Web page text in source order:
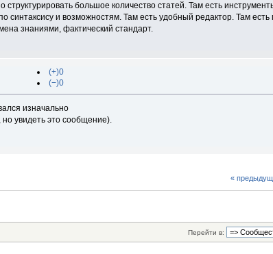
большое количество статей. Там есть
синтаксису и возможностям. Там есть удобный редактор. Там есть
знаниями, фактический стандарт.
(+)0
(−)0
изначально
увидеть это сообщение).
«
Перейти в: